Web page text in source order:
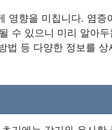
영향을 미칩니다. 염증
수 있으니 미리 알아두
법 등 다양한 정보를 상